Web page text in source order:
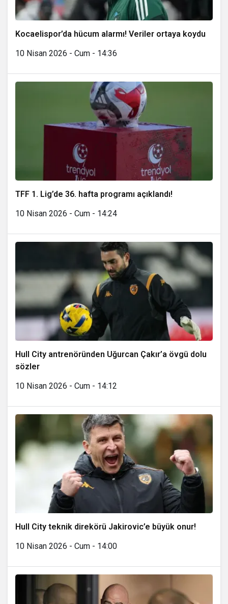
Kocaelispor’da hücum alarmı! Veriler ortaya koydu
10 Nisan 2026 - Cum - 14:36
TFF 1. Lig’de 36. hafta programı açıklandı!
10 Nisan 2026 - Cum - 14:24
Hull City antrenöründen Uğurcan Çakır’a övgü dolu
sözler
10 Nisan 2026 - Cum - 14:12
Hull City teknik direkörü Jakirovic’e büyük onur!
10 Nisan 2026 - Cum - 14:00